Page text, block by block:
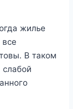
жилье
В таком
слабой